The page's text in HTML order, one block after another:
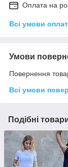
Оплата на
Всі умови
Умови
Повернення
Всі умови
Подібні